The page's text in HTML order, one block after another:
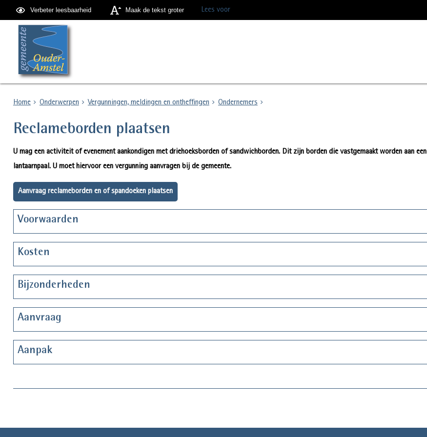
Verbeter leesbaarheid Maak de tekst groter Lees voor
Home Onderwerpen Vergunningen, meldingen en ontheffingen Ondernemers
Reclameborden plaatsen
U mag een activiteit of evenement aankondigen met driehoeksborden of sandwichborden. Dit zijn borden die vastgemaakt worden aan een
lantaarnpaal. U moet hiervoor een vergunning aanvragen bij de gemeente.
Aanvraag reclameborden en of spandoeken plaatsen
Voorwaarden
Kosten
Bijzonderheden
Aanvraag
Aanpak